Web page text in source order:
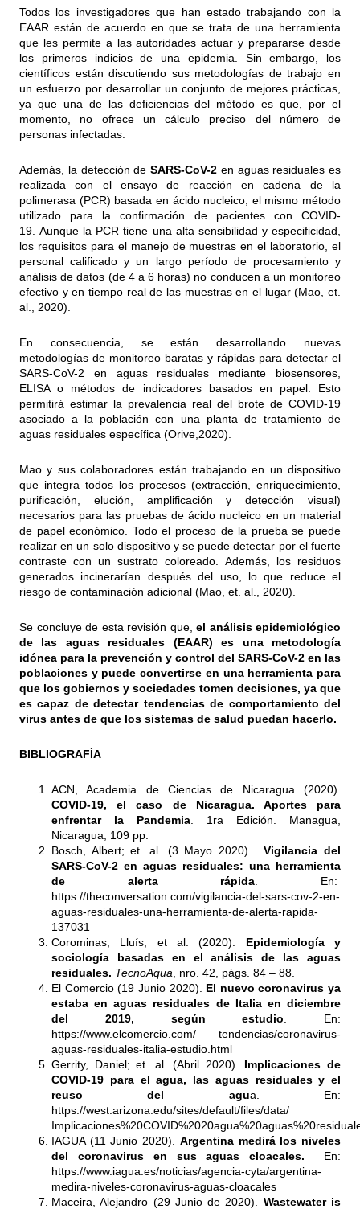
Todos los investigadores que han estado trabajando con la
EAAR están de acuerdo en que se trata de una herramienta
que les permite a las autoridades actuar y prepararse desde
los primeros indicios de una epidemia. Sin embargo, los
científicos están discutiendo sus metodologías de trabajo en
un esfuerzo por desarrollar un conjunto de mejores prácticas,
ya que una de las deficiencias del método es que, por el
momento, no ofrece un cálculo preciso del número de
personas infectadas.
Además, la detección de SARS-CoV-2 en aguas residuales es
realizada con el ensayo de reacción en cadena de la
polimerasa (PCR) basada en ácido nucleico, el mismo método
utilizado para la confirmación de pacientes con COVID-
19. Aunque la PCR tiene una alta sensibilidad y especificidad,
los requisitos para el manejo de muestras en el laboratorio, el
personal calificado y un largo período de procesamiento y
análisis de datos (de 4 a 6 horas) no conducen a un monitoreo
efectivo y en tiempo real de las muestras en el lugar (Mao, et.
al., 2020).
En consecuencia, se están desarrollando nuevas
metodologías de monitoreo baratas y rápidas para detectar el
SARS-CoV-2 en aguas residuales mediante biosensores,
ELISA o métodos de indicadores basados ​​en papel. Esto
permitirá estimar la prevalencia real del brote de COVID-19
asociado a la población con una planta de tratamiento de
aguas residuales específica (Orive,2020).
Mao y sus colaboradores están trabajando en un dispositivo
que integra todos los procesos (extracción, enriquecimiento,
purificación, elución, amplificación y detección visual)
necesarios para las pruebas de ácido nucleico en un material
de papel económico. Todo el proceso de la prueba se puede
realizar en un solo dispositivo y se puede detectar por el fuerte
contraste con un sustrato coloreado. Además, los residuos
generados incinerarían después del uso, lo que reduce el
riesgo de contaminación adicional (Mao, et. al., 2020).
Se concluye de esta revisión que, el análisis epidemiológico
de las aguas residuales (EAAR) es una metodología
idónea para la prevención y control del SARS-CoV-2 en las
poblaciones y puede convertirse en una herramienta para
que los gobiernos y sociedades tomen decisiones, ya que
es capaz de detectar tendencias de comportamiento del
virus antes de que los sistemas de salud puedan hacerlo.
BIBLIOGRAFÍA
ACN, Academia de Ciencias de Nicaragua (2020).
COVID-19, el caso de Nicaragua. Aportes para
enfrentar la Pandemia. 1ra Edición. Managua,
Nicaragua, 109 pp.
Bosch, Albert; et. al. (3 Mayo 2020).Vigilancia del
SARS-CoV-2 en aguas residuales: una herramienta
de alerta rápida. En:
https://theconversation.com/vigilancia-del-sars-cov-2-en-
aguas-residuales-una-herramienta-de-alerta-rapida-
137031
Corominas, Lluís; et al. (2020). Epidemiología y
sociología basadas en el análisis de las aguas
residuales. TecnoAqua, nro. 42, págs. 84 – 88.
El Comercio (19 Junio 2020). El nuevo coronavirus ya
estaba en aguas residuales de Italia en diciembre
del 2019, según estudio. En:
https://www.elcomercio.com/ tendencias/coronavirus-
aguas-residuales-italia-estudio.html
Gerrity, Daniel; et. al. (Abril 2020). Implicaciones de
COVID-19 para el agua, las aguas residuales y el
reuso del agua. En:
https://west.arizona.edu/sites/default/files/data/
IAGUA (11 Junio 2020). Argentina medirá los niveles
del coronavirus en sus aguas cloacales.
En:
https://www.iagua.es/noticias/agencia-cyta/argentina-
medira-niveles-coronavirus-aguas-cloacales
Maceira, Alejandro (29 Junio de 2020). Wastewater is